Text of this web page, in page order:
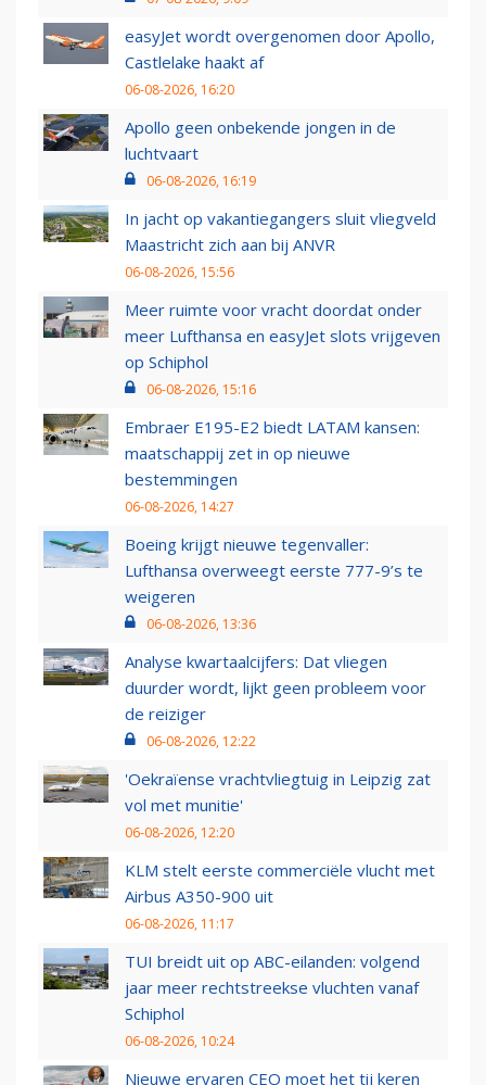
easyJet wordt overgenomen door Apollo,
Castlelake haakt af
06-08-2026, 16:20
Apollo geen onbekende jongen in de
luchtvaart
06-08-2026, 16:19
In jacht op vakantiegangers sluit vliegveld
Maastricht zich aan bij ANVR
06-08-2026, 15:56
Meer ruimte voor vracht doordat onder
meer Lufthansa en easyJet slots vrijgeven
op Schiphol
06-08-2026, 15:16
Embraer E195-E2 biedt LATAM kansen:
maatschappij zet in op nieuwe
bestemmingen
06-08-2026, 14:27
Boeing krijgt nieuwe tegenvaller:
Lufthansa overweegt eerste 777-9’s te
weigeren
06-08-2026, 13:36
Analyse kwartaalcijfers: Dat vliegen
duurder wordt, lijkt geen probleem voor
de reiziger
06-08-2026, 12:22
'Oekraïense vrachtvliegtuig in Leipzig zat
vol met munitie'
06-08-2026, 12:20
KLM stelt eerste commerciële vlucht met
Airbus A350-900 uit
06-08-2026, 11:17
TUI breidt uit op ABC-eilanden: volgend
jaar meer rechtstreekse vluchten vanaf
Schiphol
06-08-2026, 10:24
Nieuwe ervaren CEO moet het tij keren